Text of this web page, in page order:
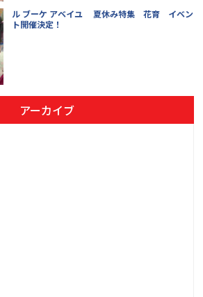
ル ブーケ アベイユ 夏休み特集 花育 イベン
ト開催決定！
アーカイブ